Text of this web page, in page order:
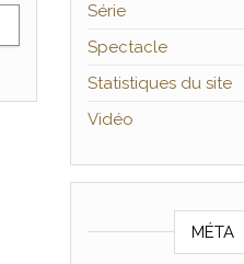
Série
Spectacle
Statistiques du site
Vidéo
MÉTA